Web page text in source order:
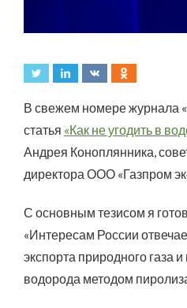
В свежем номере журнала
статья «Как не угодить в
Андрея Коноплянника,
директора ООО «Газпром
С основным тезисом я
«Интересам России
экспорта природного газа
водорода методом